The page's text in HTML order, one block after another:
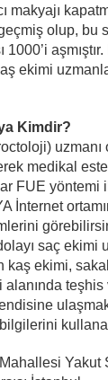
makyajı
olup, bu
1000’i
ekimi
Kimdir?
uzmanı
medikal
FUE
İnternet
saç ekimi
kaş ekimi,
alanında teşhis
Yakut